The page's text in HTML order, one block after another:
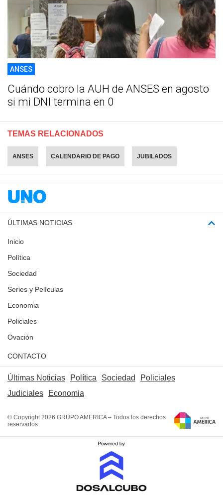
ANSES
Cuándo cobro la AUH de ANSES en agosto
si mi DNI termina en 0
TEMAS RELACIONADOS
ANSES CALENDARIO DE PAGO JUBILADOS
ÚLTIMAS NOTICIAS
Inicio
Política
Sociedad
Series y Películas
Economia
Policiales
Ovación
CONTACTO
Últimas Noticias Política Sociedad
Policiales
Judiciales
Economia
© Copyright 2026 GRUPO AMERICA – Todos los derechos
reservados